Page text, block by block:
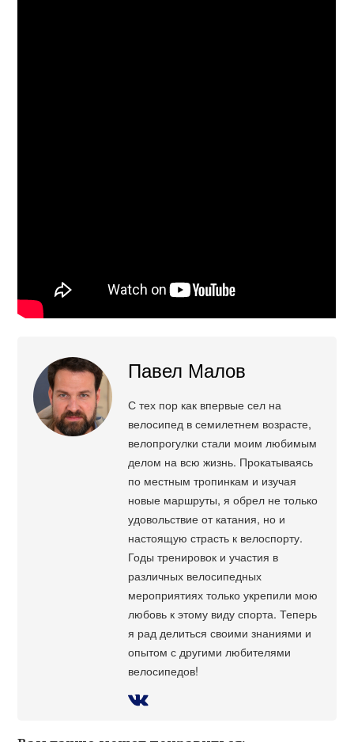
Павел Малов
С тех пор как впервые сел на
велосипед в семилетнем возрасте,
велопрогулки стали моим любимым
делом на всю жизнь. Прокатываясь
по местным тропинкам и изучая
новые маршруты, я обрел не только
удовольствие от катания, но и
настоящую страсть к велоспорту.
Годы тренировок и участия в
различных велосипедных
мероприятиях только укрепили мою
любовь к этому виду спорта. Теперь
я рад делиться своими знаниями и
опытом с другими любителями
велосипедов!